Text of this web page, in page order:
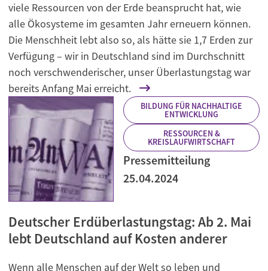
viele Ressourcen von der Erde beansprucht hat, wie
alle Ökosysteme im gesamten Jahr erneuern können.
Die Menschheit lebt also so, als hätte sie 1,7 Erden zur
Verfügung – wir in Deutschland sind im Durchschnitt
noch verschwenderischer, unser Überlastungstag war
bereits Anfang Mai erreicht.
BILDUNG FÜR NACHHALTIGE
ENTWICKLUNG
RESSOURCEN &
KREISLAUFWIRTSCHAFT
Pressemitteilung
25.04.2024
Deutscher Erdüberlastungstag: Ab 2. Mai
lebt Deutschland auf Kosten anderer
Wenn alle Menschen auf der Welt so leben und